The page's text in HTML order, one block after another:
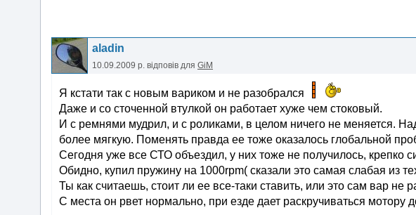
aladin
10.09.2009 р. відповів для GiM
Я кстати так с новым вариком и не разобрался
Даже и со сточенной втулкой он работает хуже чем стоковый.
И с ремнями мудрил, и с роликами, в целом ничего не меняется.
более мягкую. Поменять правда ее тоже оказалось глобальной
Сегодня уже все СТО объездил, у них тоже не получилось, крепко
Обидно, купил пружину на 1000rpm( сказали это самая слабая из
Ты как считаешь, стоит ли ее все-таки ставить, или это сам вар не
С места он рвет нормально, при езде дает раскручиваться мотору